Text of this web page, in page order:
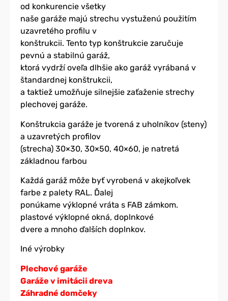
od konkurencie všetky
naše garáže majú strechu vystuženú použitím
uzavretého profilu v
konštrukcii. Tento typ konštrukcie zaručuje
pevnú a stabilnú garáž,
ktorá vydrží oveľa dlhšie ako garáž vyrábaná v
štandardnej konštrukcii,
a taktiež umožňuje silnejšie zaťaženie strechy
plechovej garáže.
Konštrukcia garáže je tvorená z uholníkov (steny)
a uzavretých profilov
(strecha) 30×30, 30×50, 40×60, je natretá
základnou farbou
Každá garáž môže byť vyrobená v akejkoľvek
farbe z palety RAL. Ďalej
ponúkame výklopné vráta s FAB zámkom.
plastové výklopné okná, doplnkové
dvere a mnoho ďalších doplnkov.
Iné výrobky
Plechové garáže
Garáže v imitácii dreva
Záhradné domčeky